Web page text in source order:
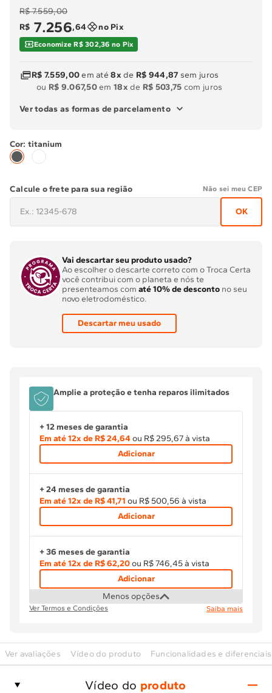
R$ 7.559,00
R$ 7.256,64 no Pix
Economize R$ 302,36 no Pix
R$ 7.559,00em até8x de R$ 944,87 sem juros
ou R$ 9.067,50em18x de R$ 503,75 com juros
Ver todas as formas de parcelamento
titanium
Calcule o frete para sua região Não sei meu CEP
OK
Vai descartar seu produto usado?
Ao escolher o descarte correto com o Troca Certa
você contribui com o planeta e nós te
presenteamos com até 10% de desconto no seu
novo eletrodoméstico.
Descartar meu usado
Amplie a proteção e tenha reparos ilimitados
+ 12 meses de garantia
Em até12x de R$ 24,64ou R$ 295,67 à vista
Adicionar
+ 24 meses de garantia
Em até12x de R$ 41,71 ou R$ 500,56 à vista
Adicionar
+ 36 meses de garantia
Em até12x de R$ 62,20ou R$ 746,45 à vista
Adicionar
Menos opções
Ver Termos e Condições Saiba mais
Ver avaliações Vídeo do produto Funcionalidades e diferenciais
Vídeo do produto